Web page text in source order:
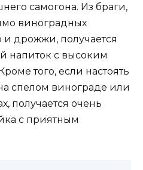
самогона. Из браги,
виноградных
и дрожжи, получается
напиток с высоким
того, если настоять
спелом винограде или
получается очень
с приятным